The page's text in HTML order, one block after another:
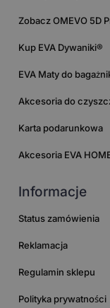
Zobacz OMEVO 5D
Kup EVA Dywaniki®
EVA Maty do
Akcesoria do
Karta podarunkowa
Akcesoria EVA
Informacje
Status zamówienia
Reklamacja
Regulamin sklepu
Polityka prywatności